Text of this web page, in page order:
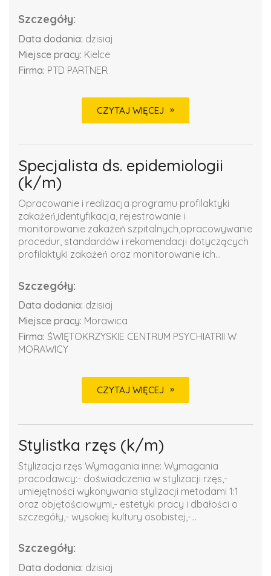
Szczegóły:
Data dodania: dzisiaj
Miejsce pracy: Kielce
Firma: PTD PARTNER
CZYTAJ WIĘCEJ
Specjalista ds. epidemiologii
(k/m)
Opracowanie i realizacja programu profilaktyki
zakażeń,identyfikacja, rejestrowanie i
monitorowanie zakażeń szpitalnych,opracowywanie
procedur, standardów i rekomendacji dotyczących
profilaktyki zakażeń oraz monitorowanie ich...
Szczegóły:
Data dodania: dzisiaj
Miejsce pracy: Morawica
Firma: ŚWIĘTOKRZYSKIE CENTRUM PSYCHIATRII W
MORAWICY
CZYTAJ WIĘCEJ
Stylistka rzęs (k/m)
Stylizacja rzęs Wymagania inne: Wymagania
pracodawcy:- doświadczenia w stylizacji rzęs,-
umiejętności wykonywania stylizacji metodami 1:1
oraz objętościowymi,- estetyki pracy i dbałości o
szczegóły,- wysokiej kultury osobistej,-...
Szczegóły:
Data dodania: dzisiaj